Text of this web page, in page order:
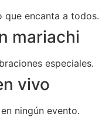
encanta a todos.
mariachi
especiales.
vivo
ningún evento.